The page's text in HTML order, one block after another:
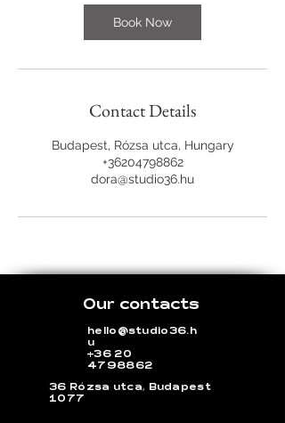
Book Now
Contact Details
Budapest, Rózsa utca, Hungary
+36204798862
dora@studio36.hu
Our contacts
hello@studio36.h
u
+36 20
4798862
36 Rózsa utca, Budapest
1077